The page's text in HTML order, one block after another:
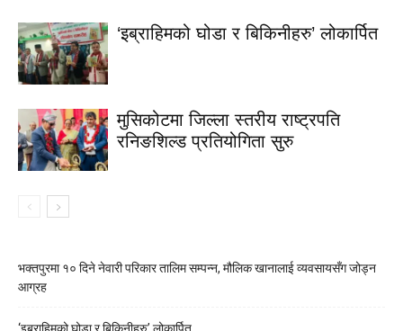
‘इब्राहिमको घोडा र बिकिनीहरु’ लोकार्पित
मुसिकोटमा जिल्ला स्तरीय राष्ट्रपति
रनिङशिल्ड प्रतियोगिता सुरु
भक्तपुरमा १० दिने नेवारी परिकार तालिम सम्पन्न, मौलिक खानालाई व्यवसायसँग जोड्न
आग्रह